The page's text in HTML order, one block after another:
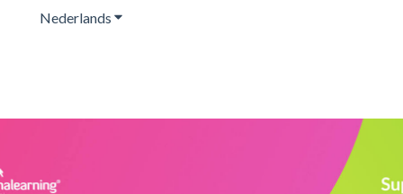
Nederlands Submenu tonen voor vertalingen